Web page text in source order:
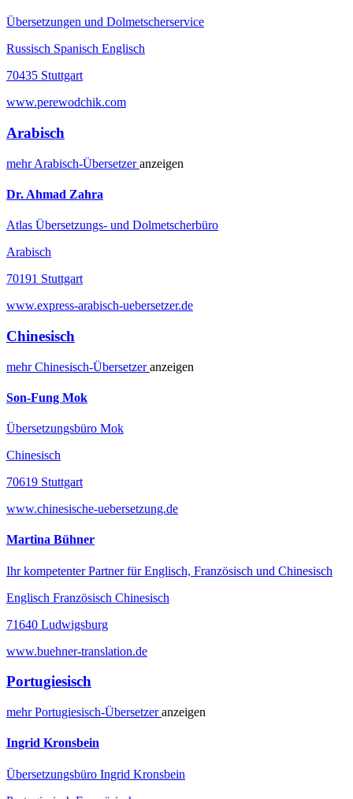
Übersetzungen und Dolmetscherservice
Russisch Spanisch Englisch
70435 Stuttgart
www.perewodchik.com
Arabisch
mehrArabisch-Übersetzeranzeigen
Dr. Ahmad Zahra
Atlas Übersetzungs- und Dolmetscherbüro
Arabisch
70191 Stuttgart
www.express-arabisch-uebersetzer.de
Chinesisch
mehrChinesisch-Übersetzeranzeigen
Son-Fung Mok
Übersetzungsbüro Mok
Chinesisch
70619 Stuttgart
www.chinesische-uebersetzung.de
Martina Bühner
Ihr kompetenter Partner für Englisch, Französisch und Chinesisch
Englisch Französisch Chinesisch
71640 Ludwigsburg
www.buehner-translation.de
Portugiesisch
mehrPortugiesisch-Übersetzeranzeigen
Ingrid Kronsbein
Übersetzungsbüro Ingrid Kronsbein